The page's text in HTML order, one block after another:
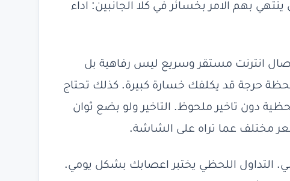
بهم الامر بخسائر في كلا الجانبين: اداء
اتصال انترنت مستقر وسريع ليس رفاهية بل
حرجة قد يكلفك خسارة كبيرة. كذلك تحتاج
دون تاخير ملحوظ. التاخير ولو بضع ثوان
مختلف عما تراه على الشاشة.
التداول اللحظي يختبر اعصابك بشكل يومي.